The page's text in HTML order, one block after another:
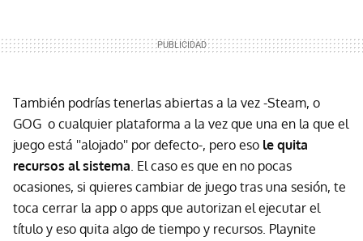
También podrías tenerlas abiertas a la vez -Steam, o
GOG o cualquier plataforma a la vez que una en la que el
juego está ''alojado'' por defecto-, pero eso le quita
recursos al sistema. El caso es que en no pocas
ocasiones, si quieres cambiar de juego tras una sesión, te
toca cerrar la app o apps que autorizan el ejecutar el
título y eso quita algo de tiempo y recursos. Playnite